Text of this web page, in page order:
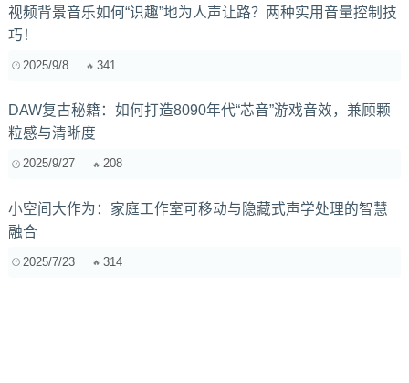
视频背景音乐如何“识趣”地为人声让路？两种实用音量控制技
巧！
2025/9/8 341
DAW复古秘籍：如何打造8090年代“芯音”游戏音效，兼顾颗
粒感与清晰度
2025/9/27 208
小空间大作为：家庭工作室可移动与隐藏式声学处理的智慧
融合
2025/7/23 314